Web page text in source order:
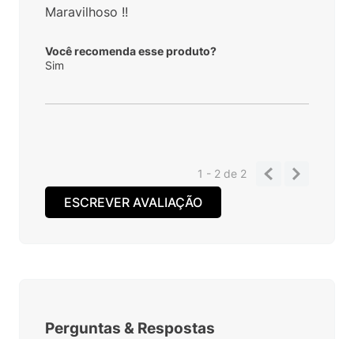
Maravilhoso !!
Você recomenda esse produto?
Sim
1 - 2de 2
ESCREVER AVALIAÇÃO
Perguntas & Respostas